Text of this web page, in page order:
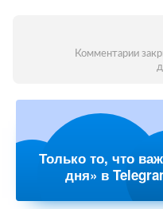
Комментарии
Только то, что
дня» в